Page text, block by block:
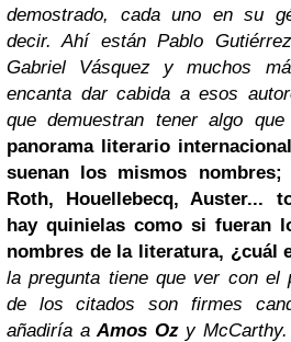
demostrado, cada uno en su
decir. Ahí están Pablo
Gabriel Vásquez y muchos
encanta dar cabida a esos
que demuestran tener algo que
panorama literario
suenan los mismos nombres;
Roth, Houellebecq, Auster...
hay quinielas como si fueran
nombres de la literatura, ¿cuál
la pregunta tiene que ver con el
de los citados son firmes
añadiría aAmos Ozy McCarthy.